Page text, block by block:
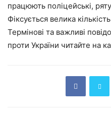
працюють поліцейські,
Фіксується велика
Термінові та важливі
проти України читайте на